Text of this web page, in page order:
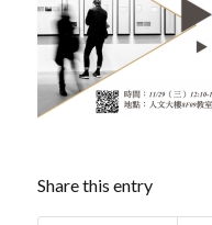
Share this entry